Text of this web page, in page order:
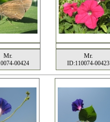
Mr.
00424
Mr.
ID:110074-00423